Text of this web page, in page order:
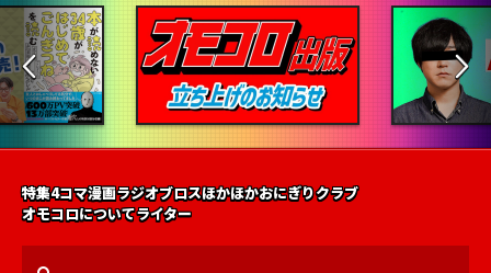
特集4コマ漫画ラジオブロスほかほかおにぎりクラブ
オモコロについてライター